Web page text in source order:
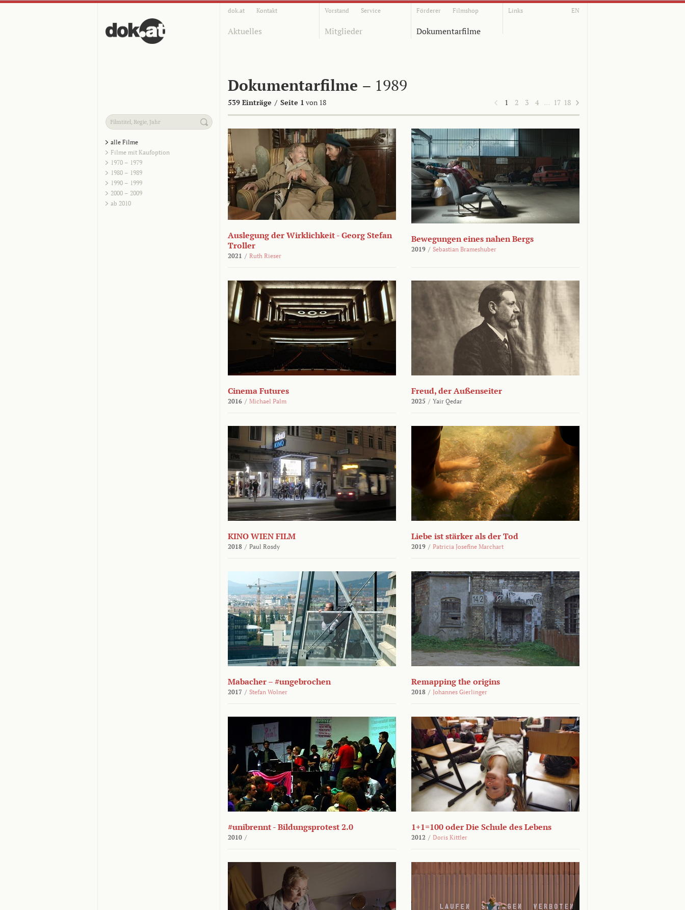
dok.at Kontakt Vorstand Service Förderer Filmshop Links EN
Aktuelles Mitglieder Dokumentarfilme
Dokumentarfilme – 1989
539 Einträge / Seite 1 von 18 1 2 3 4 … 17 18
alle Filme
Filme mit Kaufoption
1970 – 1979
1980 – 1989
1990 – 1999
2000 – 2009
ab 2010
Auslegung der Wirklichkeit - Georg Stefan
Troller
2021 / Ruth Rieser
Bewegungen eines nahen Bergs
2019 / Sebastian Brameshuber
Cinema Futures
2016 / Michael Palm
Freud, der Außenseiter
2025 / Yair Qedar
KINO WIEN FILM
2018 / Paul Rosdy
Liebe ist stärker als der Tod
2019 / Patricia Josefine Marchart
Mabacher – #ungebrochen
2017 / Stefan Wolner
Remapping the origins
2018 / Johannes Gierlinger
#unibrennt - Bildungsprotest 2.0
2010 /
1+1=100 oder Die Schule des Lebens
2012 / Doris Kittler